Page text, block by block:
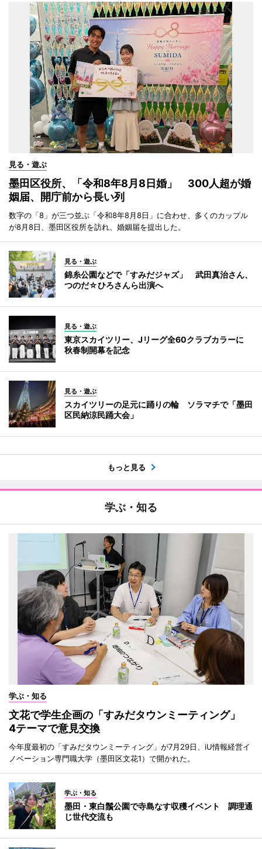
見る・遊ぶ
墨田区役所、「令和8年8月8日婚」 300人超が婚
姻届、開庁前から長い列
数字の「8」が三つ並ぶ「令和8年8月8日」に合わせ、多くのカップル
が8月8日、墨田区役所を訪れ、婚姻届を提出した。
見る・遊ぶ
錦糸公園などで「すみだジャズ」 武田真治さん、
つのだ☆ひろさんら出演へ
見る・遊ぶ
東京スカイツリー、Jリーグ全60クラブカラーに
秋春制開幕を記念
見る・遊ぶ
スカイツリーの足元に踊りの輪 ソラマチで「墨田
区民納涼民踊大会」
もっと見る
学ぶ・知る
学ぶ・知る
文花で学生企画の「すみだタウンミーティング」
4テーマで意見交換
今年度最初の「すみだタウンミーティング」が7月29日、iU情報経営イ
ノベーション専門職大学（墨田区文花1）で開かれた。
学ぶ・知る
墨田・東白鬚公園で寺島なす収穫イベント 調理通
じ世代交流も